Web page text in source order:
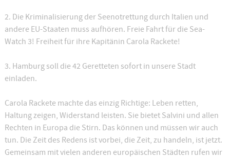
2. Die Kriminalisierung der Seenotrettung durch Italien und
andere EU-Staaten muss aufhören. Freie Fahrt für die Sea-
Watch 3! Freiheit für ihre Kapitänin Carola Rackete!
3. Hamburg soll die 42 Geretteten sofort in unsere Stadt
einladen.
Carola Rackete machte das einzig Richtige: Leben retten,
Haltung zeigen, Widerstand leisten. Sie bietet Salvini und allen
Rechten in Europa die Stirn. Das können und müssen wir auch
tun. Die Zeit des Redens ist vorbei, die Zeit, zu handeln, ist jetzt.
Gemeinsam mit vielen anderen europäischen Städten rufen wir